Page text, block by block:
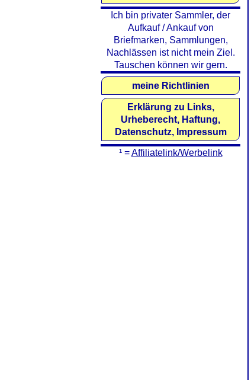
Ich bin privater Sammler, der
Aufkauf / Ankauf von
Briefmarken, Sammlungen,
Nachlässen ist nicht mein Ziel.
Tauschen können wir gern.
meine Richtlinien
Erklärung zu Links,
Urheberecht, Haftung,
Datenschutz, Impressum
¹ =Affiliatelink/Werbelink